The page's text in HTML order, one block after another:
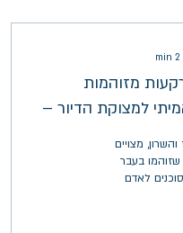
2
min
מזוהמות
למצוקת הדיור –
מצויים
בעבר
לאדם